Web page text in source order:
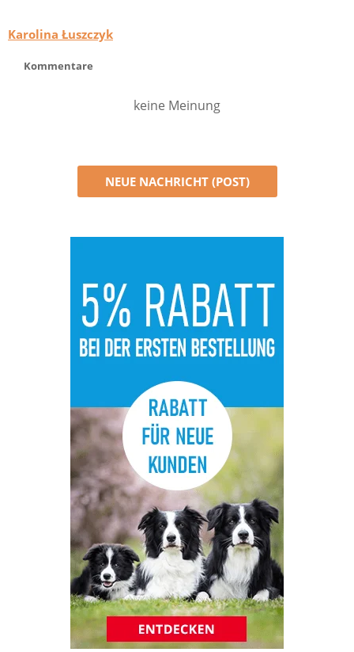
Karolina Łuszczyk
Kommentare
keine Meinung
NEUE NACHRICHT (POST)